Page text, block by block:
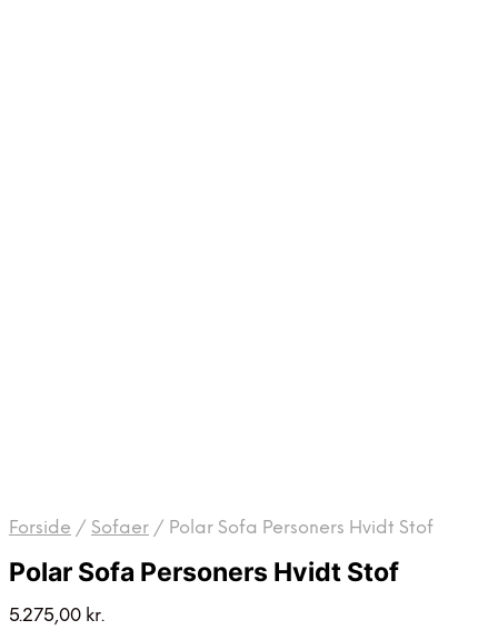
Forside / Sofaer / Polar Sofa Personers Hvidt Stof
Polar Sofa Personers Hvidt Stof
5.275,00 kr.